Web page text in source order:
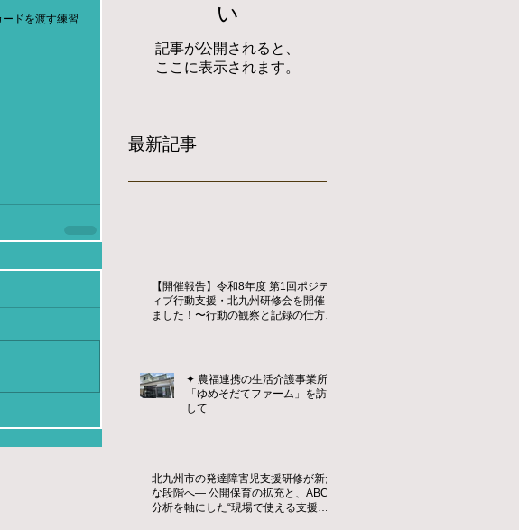
ドを渡す練習
い
記事が公開されると、
ここに表示されます。
最新記事
【開催報告】令和8年度 第1回ポジテ
ィブ行動支援・北九州研修会を開催し
ました！〜行動の観察と記録の仕方を
✦ 農福連携の生活介護事業所
「ゆめそだてファーム」を訪問
して
北九州市の発達障害児支援研修が新た
な段階へ― 公開保育の拡充と、ABC
分析を軸にした“現場で使える支援